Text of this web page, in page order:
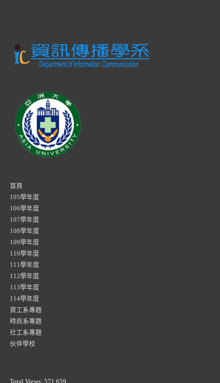
首頁
105學年度
106學年度
107學年度
108學年度
109學年度
110學年度
111學年度
112學年度
113學年度
114學年度
資工系專題
時尚系專題
社工系專題
伙伴學校
Total Views: 571,659